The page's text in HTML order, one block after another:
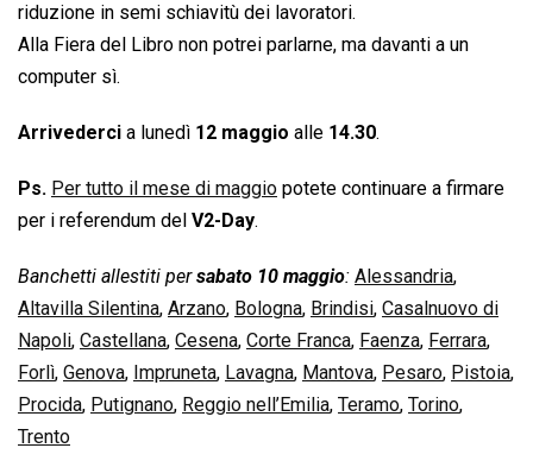
riduzione in semi schiavitù dei lavoratori.
Alla Fiera del Libro non potrei parlarne, ma davanti a un
computer sì.
Arrivederci a lunedì 12 maggio alle 14.30.
Ps. Per tutto il mese di maggio potete continuare a firmare
per i referendum del V2-Day.
Banchetti allestiti persabato 10 maggio: Alessandria,
Altavilla Silentina, Arzano, Bologna, Brindisi, Casalnuovo di
Napoli, Castellana, Cesena, Corte Franca, Faenza, Ferrara,
Forlì, Genova, Impruneta, Lavagna, Mantova, Pesaro, Pistoia,
Procida, Putignano, Reggio nell’Emilia, Teramo, Torino,
Trento